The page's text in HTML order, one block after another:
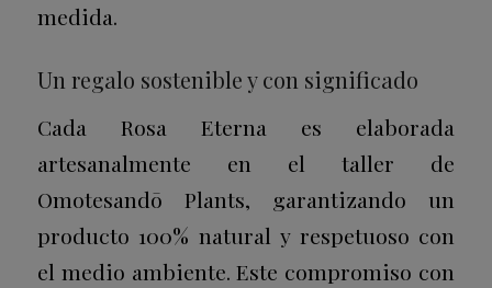
medida.
Un regalo sostenible y con significado
Cada Rosa Eterna es elaborada
artesanalmente en el taller de
Omotesandō Plants, garantizando un
producto 100% natural y respetuoso con
el medio ambiente. Este compromiso con